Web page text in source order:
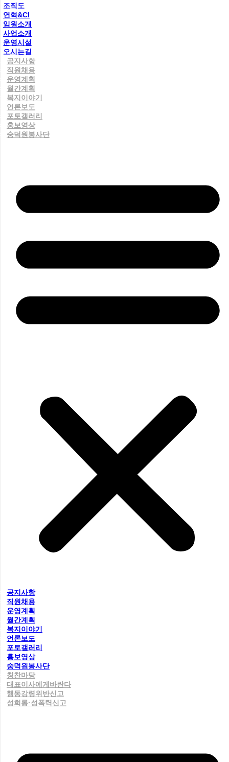
조직도
연혁&CI
임원소개
사업소개
운영시설
오시는길
공지사항
직원채용
운영계획
월간계획
복지이야기
언론보도
포토갤러리
홍보영상
숭덕원봉사단
공지사항
직원채용
운영계획
월간계획
복지이야기
언론보도
포토갤러리
홍보영상
숭덕원봉사단
칭찬마당
대표이사에게바란다
행동강령위반신고
성희롱·성폭력신고